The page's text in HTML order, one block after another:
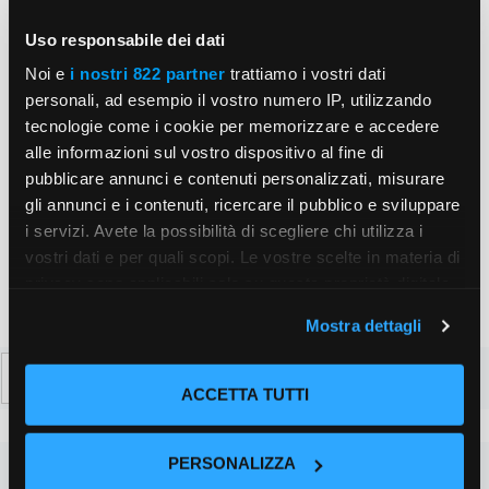
Uso responsabile dei dati
Noi e i nostri 822 partner trattiamo i vostri dati
personali, ad esempio il vostro numero IP, utilizzando
tecnologie come i cookie per memorizzare e accedere
alle informazioni sul vostro dispositivo al fine di
pubblicare annunci e contenuti personalizzati, misurare
gli annunci e i contenuti, ricercare il pubblico e sviluppare
i servizi. Avete la possibilità di scegliere chi utilizza i
vostri dati e per quali scopi. Le vostre scelte in materia di
modificare o revocare il proprio consenso in qualsiasi
momento dalla Dichiarazione sui cookie o facendo clic
sull'icona di attivazione della privacy.
Con il tuo consenso, vorremmo anche:
raccogliere informazioni sulla tua posizione
Mostra dettagli
ACCETTA TUTTI
PERSONALIZZA
Email
Sito
web
Salva il mio nome, email e sito web in questo
browser per la prossima volta che commento.
Ricerca